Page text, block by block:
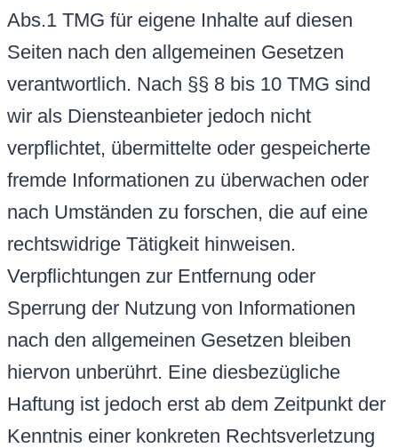
Abs.1 TMG für eigene Inhalte auf diesen
Seiten nach den allgemeinen Gesetzen
verantwortlich. Nach §§ 8 bis 10 TMG sind
wir als Diensteanbieter jedoch nicht
verpflichtet, übermittelte oder gespeicherte
fremde Informationen zu überwachen oder
nach Umständen zu forschen, die auf eine
rechtswidrige Tätigkeit hinweisen.
Verpflichtungen zur Entfernung oder
Sperrung der Nutzung von Informationen
nach den allgemeinen Gesetzen bleiben
hiervon unberührt. Eine diesbezügliche
Haftung ist jedoch erst ab dem Zeitpunkt der
Kenntnis einer konkreten Rechtsverletzung